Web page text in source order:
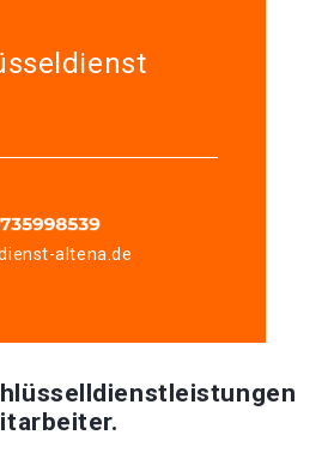
altena.de